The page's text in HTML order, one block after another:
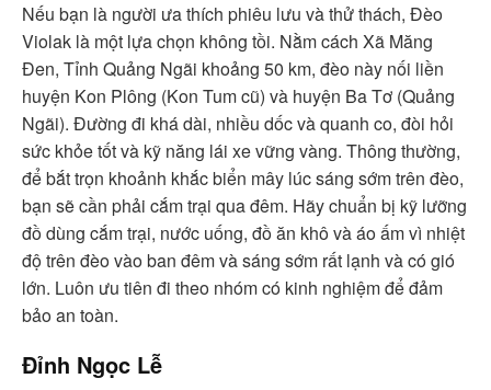
Nếu bạn là người ưa thích phiêu lưu và thử thách, Đèo
Violak là một lựa chọn không tồi. Nằm cách Xã Măng
Đen, Tỉnh Quảng Ngãi khoảng 50 km, đèo này nối liền
huyện Kon Plông (Kon Tum cũ) và huyện Ba Tơ (Quảng
Ngãi). Đường đi khá dài, nhiều dốc và quanh co, đòi hỏi
sức khỏe tốt và kỹ năng lái xe vững vàng. Thông thường,
để bắt trọn khoảnh khắc biển mây lúc sáng sớm trên đèo,
bạn sẽ cần phải cắm trại qua đêm. Hãy chuẩn bị kỹ lưỡng
đồ dùng cắm trại, nước uống, đồ ăn khô và áo ấm vì nhiệt
độ trên đèo vào ban đêm và sáng sớm rất lạnh và có gió
lớn. Luôn ưu tiên đi theo nhóm có kinh nghiệm để đảm
bảo an toàn.
Đỉnh Ngọc Lễ